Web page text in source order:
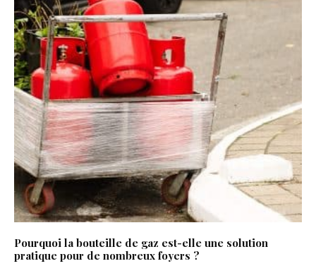
Pourquoi la bouteille de gaz est-elle une solution
pratique pour de nombreux foyers ?